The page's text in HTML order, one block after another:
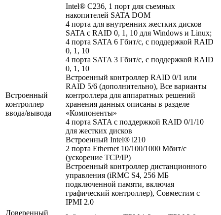
Встроенный
контроллер
ввода/вывода
Intel® C236, 1 порт для съемных
накопителей SATA DOM
4 порта для внутренних жестких дисков
SATA с RAID 0, 1, 10 для Windows и Linux;
4 порта SATA 6 Гбит/с, с поддержкой RAID
0, 1, 10
4 порта SATA 3 Гбит/с, с поддержкой RAID
0, 1, 10
Встроенный контроллер RAID 0/1 или
RAID 5/6 (дополнительно), Все варианты
контроллера для аппаратных решений
хранения данных описаны в разделе
«Компоненты»
4 порта SATA с поддержкой RAID 0/1/10
для жестких дисков
Встроенный Intel® i210
2 порта Ethernet 10/100/1000 Мбит/с
(ускорение TCP/IP)
Встроенный контроллер дистанционного
управления (iRMC S4, 256 МБ
подключенной памяти, включая
графический контроллер), Совместим с
IPMI 2.0
Доверенный